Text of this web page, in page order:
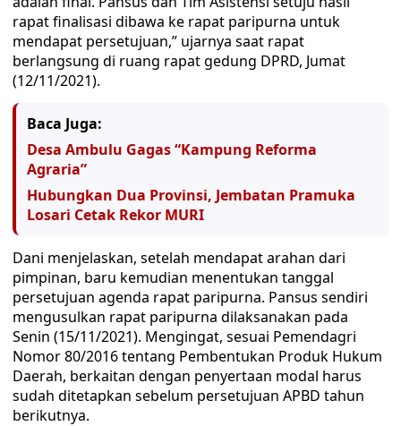
rapat finalisasi dibawa ke rapat paripurna untuk
mendapat persetujuan,” ujarnya saat rapat
berlangsung di ruang rapat gedung DPRD, Jumat
(12/11/2021).
Baca Juga:
Desa Ambulu Gagas “Kampung Reforma
Agraria”
Hubungkan Dua Provinsi, Jembatan Pramuka
Losari Cetak Rekor MURI
Dani menjelaskan, setelah mendapat arahan dari
pimpinan, baru kemudian menentukan tanggal
persetujuan agenda rapat paripurna. Pansus sendiri
mengusulkan rapat paripurna dilaksanakan pada
Senin (15/11/2021). Mengingat, sesuai Pemendagri
Nomor 80/2016 tentang Pembentukan Produk Hukum
Daerah, berkaitan dengan penyertaan modal harus
sudah ditetapkan sebelum persetujuan APBD tahun
berikutnya.